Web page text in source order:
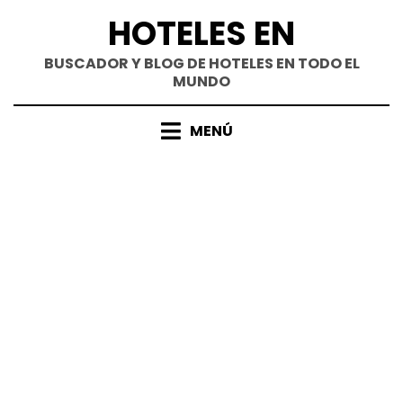
contenido
HOTELES EN
BUSCADOR Y BLOG DE HOTELES EN TODO EL
MUNDO
MENÚ